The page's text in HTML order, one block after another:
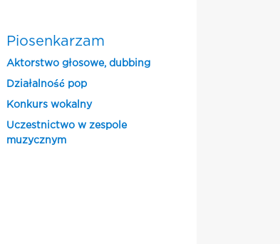
Piosenkarzam
Aktorstwo głosowe, dubbing
Działalność pop
Konkurs wokalny
Uczestnictwo w zespole
muzycznym